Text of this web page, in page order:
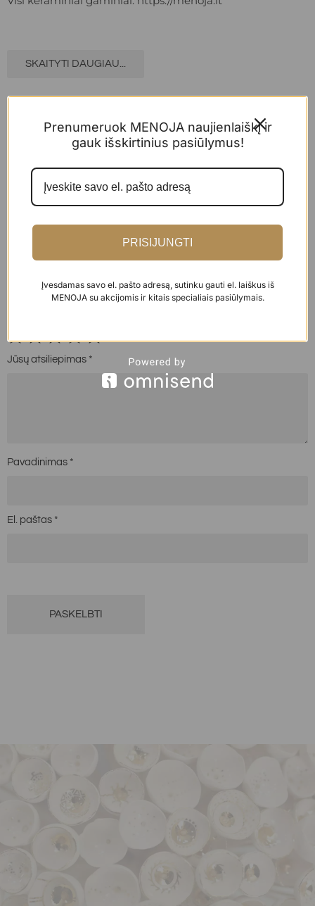
SKAITYTI DAUGIAU...
APRAŠYMAS
ATSILIEPIMAI
Atsiliepimų dar nėra.
Būkite pirmas aprašęs “Kvapas 100 ml „Habana Tobacco“”
pažymėti*
Jūsų atsiliepimas *
Pavadinimas *
El. paštas *
Prenumeruok MENOJA naujienlaiškį ir
gauk išskirtinius pasiūlymus!
PRISIJUNGTI
Įvesdamas savo el. pašto adresą, sutinku gauti el. laiškus iš
MENOJA su akcijomis ir kitais specialiais pasiūlymais.